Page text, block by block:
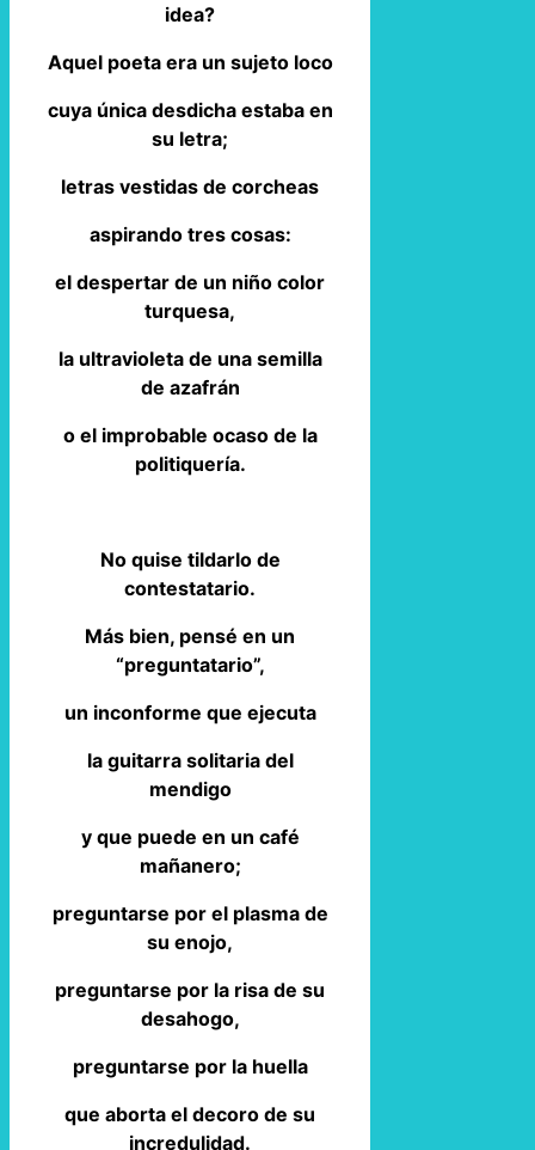
idea?
Aquel poeta era un sujeto loco
cuya única desdicha estaba en
su letra;
letras vestidas de corcheas
aspirando tres cosas:
el despertar de un niño color
turquesa,
la ultravioleta de una semilla
de azafrán
o el improbable ocaso de la
politiquería.
No quise tildarlo de
contestatario.
Más bien, pensé en un
“preguntatario”,
un inconforme que ejecuta
la guitarra solitaria del
mendigo
y que puede en un café
mañanero;
preguntarse por el plasma de
su enojo,
preguntarse por la risa de su
desahogo,
preguntarse por la huella
que aborta el decoro de su
incredulidad.